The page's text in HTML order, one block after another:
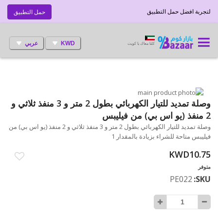
حمل التطبيق لتجربة افضل حمل التطبيق
KWD عربي كلنا معاك يا كويت
انتقل
إلى
النهاية
معرض
الصور
تخطي
بداية
معرض
الصور
وصلة تمديد للتيار الكهربائي بطول 2 متر و 3 منفذ ثلاثي و
2 منفذ (يو اس بي) من فيليبس
وصلة تمديد للتيار الكهربائي بطول 2 متر و 3 منفذ ثلاثي و 2 منفذ (يو اس بي) من
فيليبس متاحة للشراء بزيادة بالمقدار 1
KWD10.75
متوفر
SKU
PE022